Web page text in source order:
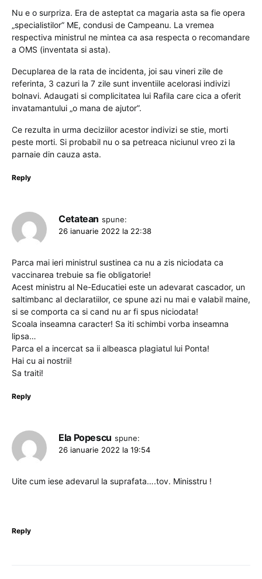
Nu e o surpriza. Era de asteptat ca magaria asta sa fie opera
„specialistilor” ME, condusi de Campeanu. La vremea
respectiva ministrul ne mintea ca asa respecta o recomandare
a OMS (inventata si asta).
Decuplarea de la rata de incidenta, joi sau vineri zile de
referinta, 3 cazuri la 7 zile sunt inventiile acelorasi indivizi
bolnavi. Adaugati si complicitatea lui Rafila care cica a oferit
invatamantului „o mana de ajutor”.
Ce rezulta in urma deciziilor acestor indivizi se stie, morti
peste morti. Si probabil nu o sa petreaca niciunul vreo zi la
parnaie din cauza asta.
Reply
Cetatean spune:
26 ianuarie 2022 la 22:38
Parca mai ieri ministrul sustinea ca nu a zis niciodata ca
vaccinarea trebuie sa fie obligatorie!
Acest ministru al Ne-Educatiei este un adevarat cascador, un
saltimbanc al declaratiilor, ce spune azi nu mai e valabil maine,
si se comporta ca si cand nu ar fi spus niciodata!
Scoala inseamna caracter! Sa iti schimbi vorba inseamna
lipsa…
Parca el a incercat sa ii albeasca plagiatul lui Ponta!
Hai cu ai nostrii!
Sa traiti!
Reply
Ela Popescu spune:
26 ianuarie 2022 la 19:54
Uite cum iese adevarul la suprafata….tov. Minisstru !
Reply